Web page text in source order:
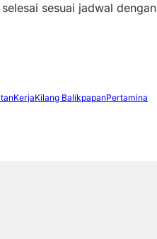
sesuai jadwal
Kilang BalikpapanPertamina